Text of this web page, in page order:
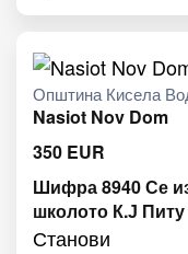
Општина Кисела
Nasiot Nov Dom
350 EUR
Шифра 8940 Се
школото К.Ј Питу
Станови